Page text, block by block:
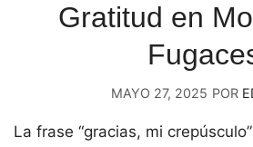
Gratitud en
MAYO 27, 2025 POR
La frase “gracias, mi